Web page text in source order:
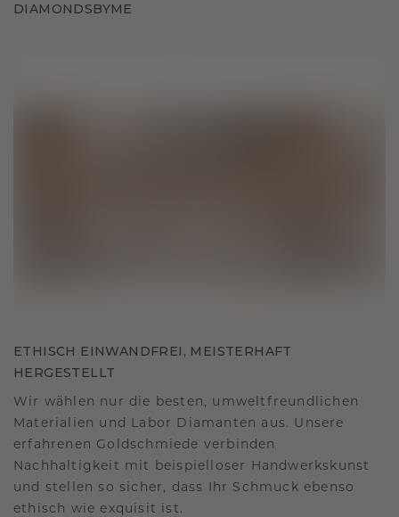
DIAMONDSBYME
ETHISCH EINWANDFREI, MEISTERHAFT
HERGESTELLT
Wir wählen nur die besten, umweltfreundlichen
Materialien und Labor Diamanten aus. Unsere
erfahrenen Goldschmiede verbinden
Nachhaltigkeit mit beispielloser Handwerkskunst
und stellen so sicher, dass Ihr Schmuck ebenso
ethisch wie exquisit ist.